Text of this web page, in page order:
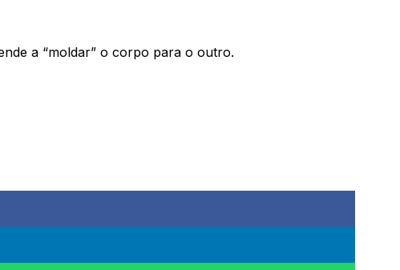
a “moldar” o corpo para o outro.